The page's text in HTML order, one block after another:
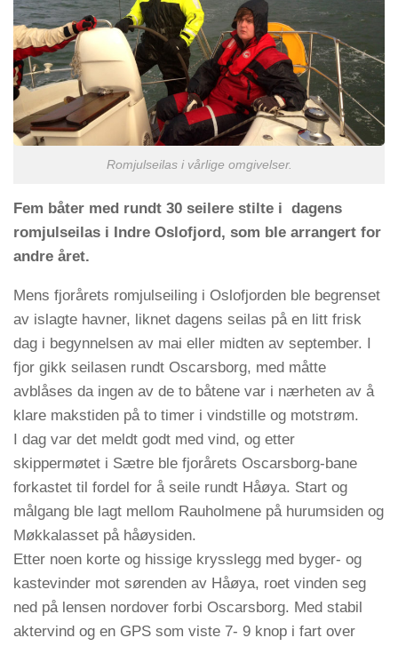
Romjulseilas i vårlige omgivelser.
Fem båter med rundt 30 seilere stilte i dagens
romjulseilas i Indre Oslofjord, som ble arrangert for
andre året.
Mens fjorårets romjulseiling i Oslofjorden ble begrenset
av islagte havner, liknet dagens seilas på en litt frisk
dag i begynnelsen av mai eller midten av september. I
fjor gikk seilasen rundt Oscarsborg, med måtte
avblåses da ingen av de to båtene var i nærheten av å
klare makstiden på to timer i vindstille og motstrøm.
I dag var det meldt godt med vind, og etter
skippermøtet i Sætre ble fjorårets Oscarsborg-bane
forkastet til fordel for å seile rundt Håøya. Start og
målgang ble lagt mellom Rauholmene på hurumsiden og
Møkkalasset på håøysiden.
Etter noen korte og hissige krysslegg med byger- og
kastevinder mot sørenden av Håøya, roet vinden seg
ned på lensen nordover forbi Oscarsborg. Med stabil
aktervind og en GPS som viste 7- 9 knop i fart over